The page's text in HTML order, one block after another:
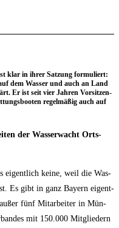
klar in ihrer Sat­zung for­mu­liert:
dem Was­ser und auch an Land
Er ist seit vier Jah­ren Vor­sit­zen­
regel­mä­ßig auch auf
der Was­ser­wacht Orts­
eigent­lich kei­ne, weil die Was­
Es gibt in ganz Bay­ern eigent­
außer fünf Mit­ar­bei­ter in Mün­
mit 150.000 Mit­glie­dern